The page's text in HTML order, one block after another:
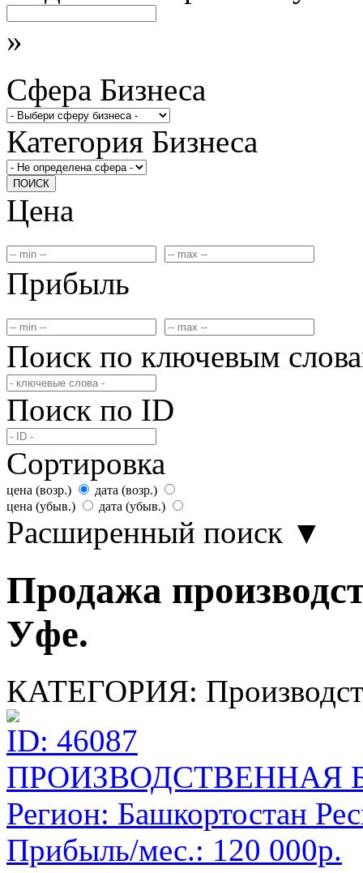
»
Сфера Бизнеса
Категория Бизнеса
ПОИСК
Цена
Прибыль
Поиск по ключевым
Поиск по ID
Сортировка
цена (возр.)
дата (возр.)
цена (убыв.)
дата (убыв.)
Расширенный поиск ▼
Продажа
Уфе.
КАТЕГОРИЯ:
ID: 46087
ПРОИЗВОДСТВЕННАЯ
Регион: Башкортостан
Прибыль/мес.: 120 000р.